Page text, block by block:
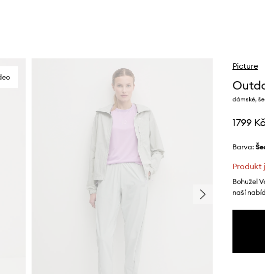
Picture
dámské,
1799 Kč
Barva:
Produkt
Bohužel
naší